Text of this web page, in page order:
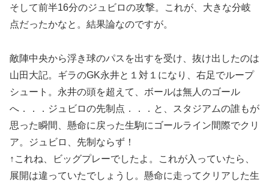
そして前半16分のジュビロの攻撃。これが、大きな分岐
点だったかなと。結果論なのですが。
敵陣中央から浮き球のパスを出すを受け、抜け出したのは
山田大記。ギラのGK永井と１対１になり、右足でループ
シュート。永井の頭を超えて、ボールは無人のゴール
へ．．．ジュビロの先制点．．．と、スタジアムの誰もが
思った瞬間、懸命に戻った生駒にゴールライン間際でクリ
ア。ジュビロ、先制ならず！
↑これね、ビッグプレーでしたよ。これが入っていたら、
展開は違っていたでしょうし。懸命に走ってクリアした生